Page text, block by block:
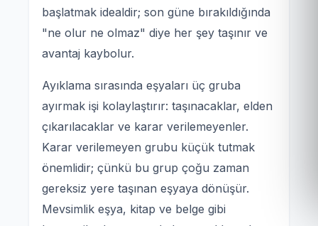
başlatmak idealdir; son güne bırakıldığında
"ne olur ne olmaz" diye her şey taşınır ve
avantaj kaybolur.
Ayıklama sırasında eşyaları üç gruba
ayırmak işi kolaylaştırır: taşınacaklar, elden
çıkarılacaklar ve karar verilemeyenler.
Karar verilemeyen grubu küçük tutmak
önemlidir; çünkü bu grup çoğu zaman
gereksiz yere taşınan eşyaya dönüşür.
Mevsimlik eşya, kitap ve belge gibi